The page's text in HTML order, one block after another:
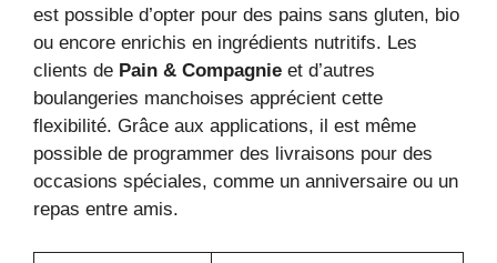
est possible d’opter pour des pains sans gluten, bio
ou encore enrichis en ingrédients nutritifs. Les
clients de Pain & Compagnie et d’autres
boulangeries manchoises apprécient cette
flexibilité. Grâce aux applications, il est même
possible de programmer des livraisons pour des
occasions spéciales, comme un anniversaire ou un
repas entre amis.